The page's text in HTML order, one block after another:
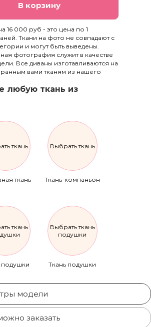
В корзину
16 000 руб - это цена по 1
Ткани на фото не совпадают с
и могут быть выведены.
фотография служит в качестве
Все диваны изготавливаются на
вами тканям из нашего
любую ткань из
ткань
ткань
Выбрать ткань
Ткань-компаньон
ткань
подушки
Выбрать ткань
подушки
Ткань подушки
модели
заказать